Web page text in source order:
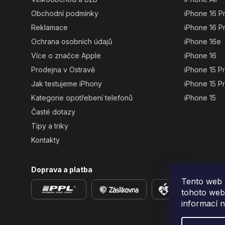
Tento
tohoto
informací
Obchodní podmínky
Reklamace
Ochrana osobních údajů
Více o značce Apple
Prodejna v Ostravě
Jak testujeme iPhony
Kategorie opotřebení telefonů
Časté dotazy
Tipy a triky
Kontakty
iPhone 16
iPhone 16
iPhone 16e
iPhone 16
iPhone 15
iPhone 15
iPhone 15
Doprava a platba